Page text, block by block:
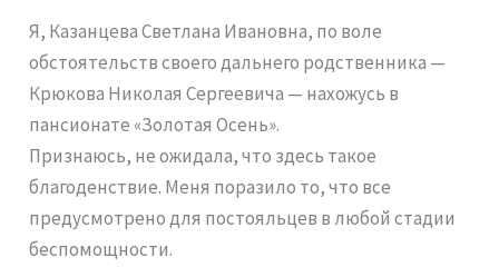
Я, Казанцева Светлана Ивановна, по воле
обстоятельств своего дальнего родственника —
Крюкова Николая Сергеевича — нахожусь в
пансионате «Золотая Осень».
Признаюсь, не ожидала, что здесь такое
благоденствие. Меня поразило то, что все
предусмотрено для постояльцев в любой стадии
беспомощности.